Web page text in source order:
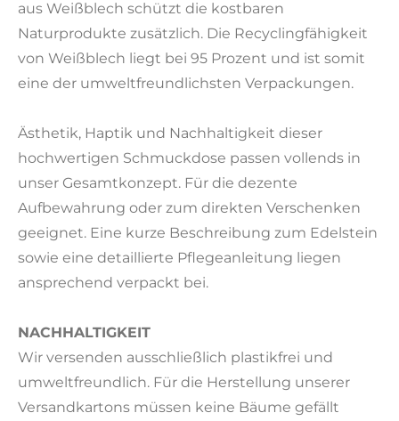
aus Weißblech schützt die kostbaren
Naturprodukte zusätzlich. Die Recyclingfähigkeit
von Weißblech liegt bei 95 Prozent und ist somit
eine der umweltfreundlichsten Verpackungen.
Ästhetik, Haptik und Nachhaltigkeit dieser
hochwertigen Schmuckdose passen vollends in
unser Gesamtkonzept. Für die dezente
Aufbewahrung oder zum direkten Verschenken
geeignet. Eine kurze Beschreibung zum Edelstein
sowie eine detaillierte Pflegeanleitung liegen
ansprechend verpackt bei.
NACHHALTIGKEIT
Wir versenden ausschließlich plastikfrei und
umweltfreundlich. Für die Herstellung unserer
Versandkartons müssen keine Bäume gefällt